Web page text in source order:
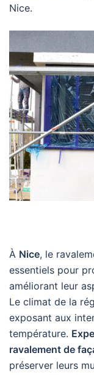
Nice.
À Nice, le
essentiels pour
améliorant leur
Le climat de la
exposant aux
température.
ravalement de
préserver leurs